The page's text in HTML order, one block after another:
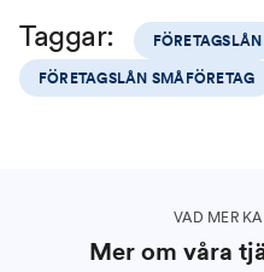
Taggar: FÖRETAGSLÅN
FÖRETAGSLÅN SMÅFÖRETAG
VAD MER
Mer om våra